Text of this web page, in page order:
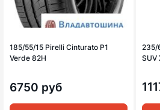
185/55/15 Pirelli Cinturato P1
Verde 82H
6750 руб
235/
SUV